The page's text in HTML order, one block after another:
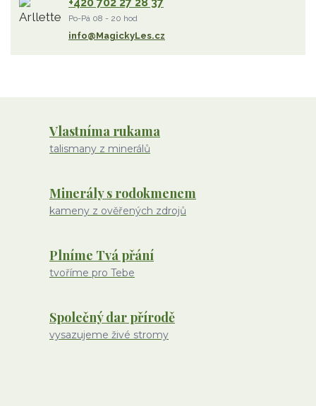
olivín
želva jahodový křemen
rodochrozit
červený achát
Po-Pá 08 - 20 hod
info@MagickyLes.cz
Vlastníma rukama
talismany z minerálů
Minerály s rodokmenem
kameny z ověřených zdrojů
Plníme Tvá přání
tvoříme pro Tebe
Společný dar přírodě
vysazujeme živé stromy